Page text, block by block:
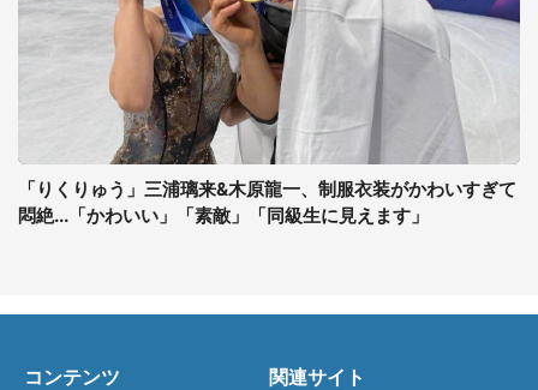
「りくりゅう」三浦璃来&木原龍一、制服衣装がかわいすぎて
悶絶...「かわいい」「素敵」「同級生に見えます」
コンテンツ 関連サイト